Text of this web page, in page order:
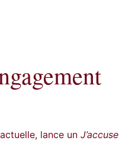
lance un J’accuse